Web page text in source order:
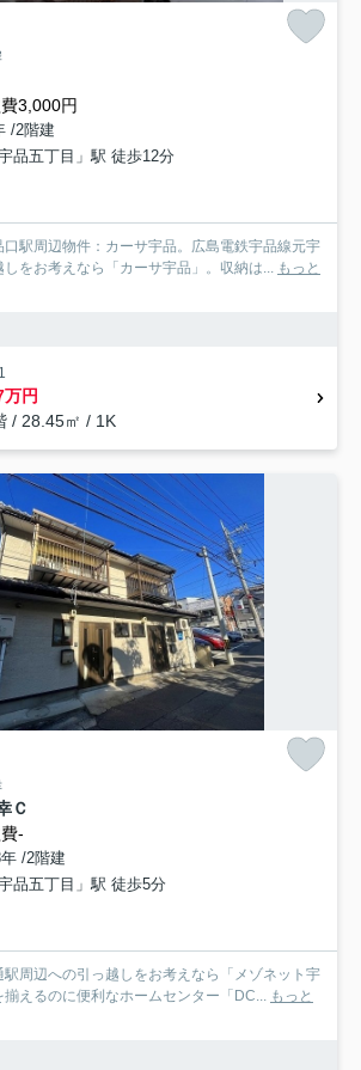
3,000円
/2階建
品五丁目」駅 徒歩12分
駅周辺物件：カーサ宇品。広島電鉄宇品線元宇
をお考えなら「カーサ宇品」。収納は...
もっと
万円
/ 28.45㎡ / 1K
Ｃ
-
/2階建
品五丁目」駅 徒歩5分
周辺への引っ越しをお考えなら「メゾネット宇
えるのに便利なホームセンター「DC... もっと